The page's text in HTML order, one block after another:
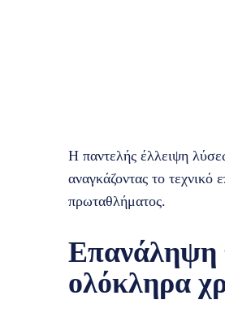
Η παντελής έλλειψη
αναγκάζοντας το τεχνικό
πρωταθλήματος.
Επανάληψη
ολόκληρα